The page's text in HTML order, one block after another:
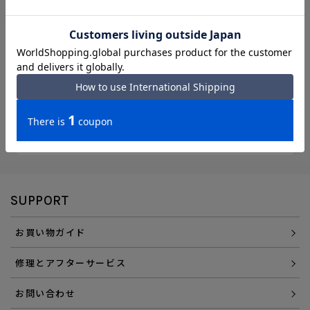
3,300円以上のご購入で
「送料無料」
エース直営ならではの
「アフターサービス」
会員登録でさらに
SUPPORT
お買い物ガイド
修理とアフターサービス
お問い合わせ